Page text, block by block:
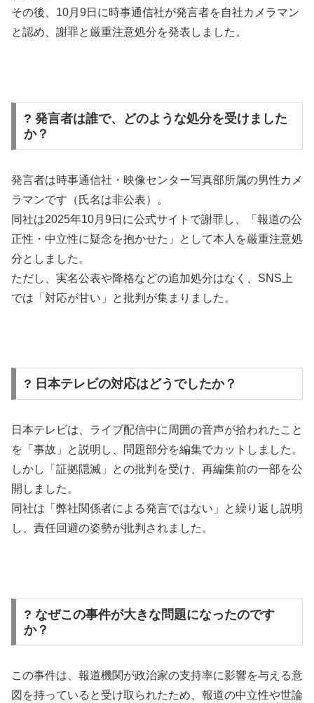
その後、10月9日に時事通信社が発言者を自社カメラマン
と認め、謝罪と厳重注意処分を発表しました。
? 発言者は誰で、どのような処分を受けました
か？
発言者は時事通信社・映像センター写真部所属の男性カメ
ラマンです（氏名は非公表）。
同社は2025年10月9日に公式サイトで謝罪し、「報道の公
正性・中立性に疑念を抱かせた」として本人を厳重注意処
分としました。
ただし、実名公表や降格などの追加処分はなく、SNS上
では「対応が甘い」と批判が集まりました。
? 日本テレビの対応はどうでしたか？
日本テレビは、ライブ配信中に周囲の音声が拾われたこと
を「事故」と説明し、問題部分を編集でカットしました。
しかし「証拠隠滅」との批判を受け、再編集前の一部を公
開しました。
同社は「弊社関係者による発言ではない」と繰り返し説明
し、責任回避の姿勢が批判されました。
? なぜこの事件が大きな問題になったのです
か？
この事件は、報道機関が政治家の支持率に影響を与える意
図を持っていると受け取られたため、報道の中立性や世論